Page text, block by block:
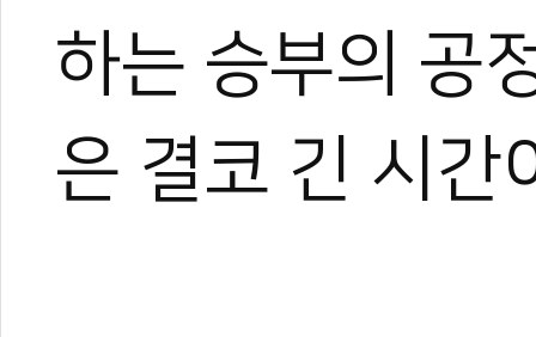
하는 승부의 공
은 결코 긴 시간